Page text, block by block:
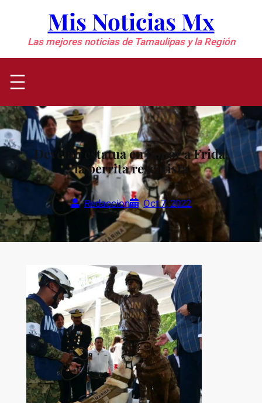
contenido
Mis Noticias Mx
Las mejores noticias de Tamaulipas y la Región
Develan estatua en honor a Frida,
la perrita rescatista
Redaccion Oct 7, 2022